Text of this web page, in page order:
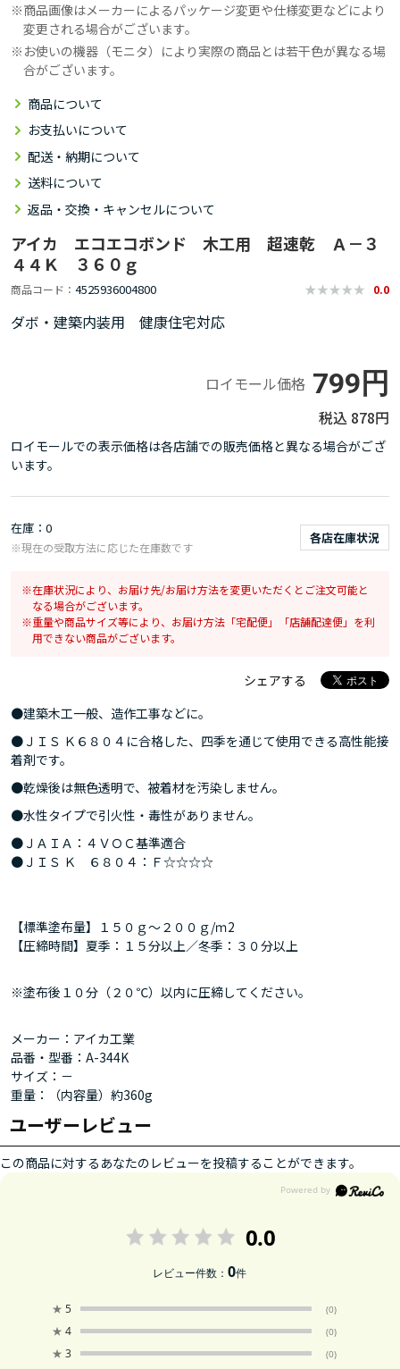
商品画像はメーカーによるパッケージ変更や仕様変更などにより
変更される場合がございます。
お使いの機器（モニタ）により実際の商品とは若干色が異なる場
合がございます。
商品について
お支払いについて
配送・納期について
送料について
返品・交換・キャンセルについて
アイカ エコエコボンド 木工用 超速乾 Ａ－３
４４Ｋ ３６０ｇ
商品コード 4525936004800 0.0
ダボ・建築内装用 健康住宅対応
ロイモール価格 799円
878円
ロイモールでの表示価格は各店舗での販売価格と異なる場合がござ
います。
在庫 0
各店在庫状況
※現在の受取方法に応じた在庫数です
在庫状況により、お届け先/お届け方法を変更いただくとご注文可能と
なる場合がございます。
重量や商品サイズ等により、お届け方法「宅配便」「店舗配達便」を利
用できない商品がございます。
シェアする
●建築木工一般、造作工事などに。
●ＪＩＳ Ｋ６８０４に合格した、四季を通じて使用できる高性能接
着剤です。
●乾燥後は無色透明で、被着材を汚染しません。
●水性タイプで引火性・毒性がありません。
●ＪＡＩＡ：４ＶＯＣ基準適合
●ＪＩＳ Ｋ ６８０４：Ｆ☆☆☆☆
【標準塗布量】１５０ｇ～２００ｇ/ｍ2
【圧締時間】夏季：１５分以上／冬季：３０分以上
※塗布後１０分（２０℃）以内に圧締してください。
メーカー：アイカ工業
品番・型番：A-344K
サイズ：－
重量：（内容量）約360g
ユーザーレビュー
この商品に対するあなたのレビューを投稿することができます。
0.0
レビュー件数：0件
★ 5 (0)
★ 4 (0)
★ 3 (0)